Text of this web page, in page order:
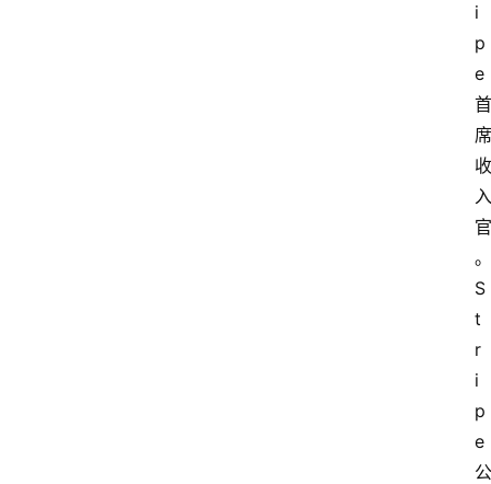
i
p
e
首
席
收
入
官
。
S
t
r
i
p
e
公